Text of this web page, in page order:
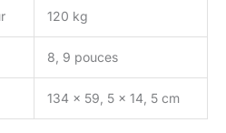
vitesse et afficher les
données. [Léger et Plus
du tapis de course sont
pouces x 42 pouces. Sa
taille compacte vous
120 kg
8, 9 pouces
134 x 59, 5 x 14, 5 cm